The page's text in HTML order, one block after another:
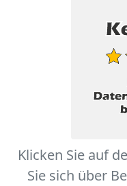
Klicken Sie auf
Sie sich über